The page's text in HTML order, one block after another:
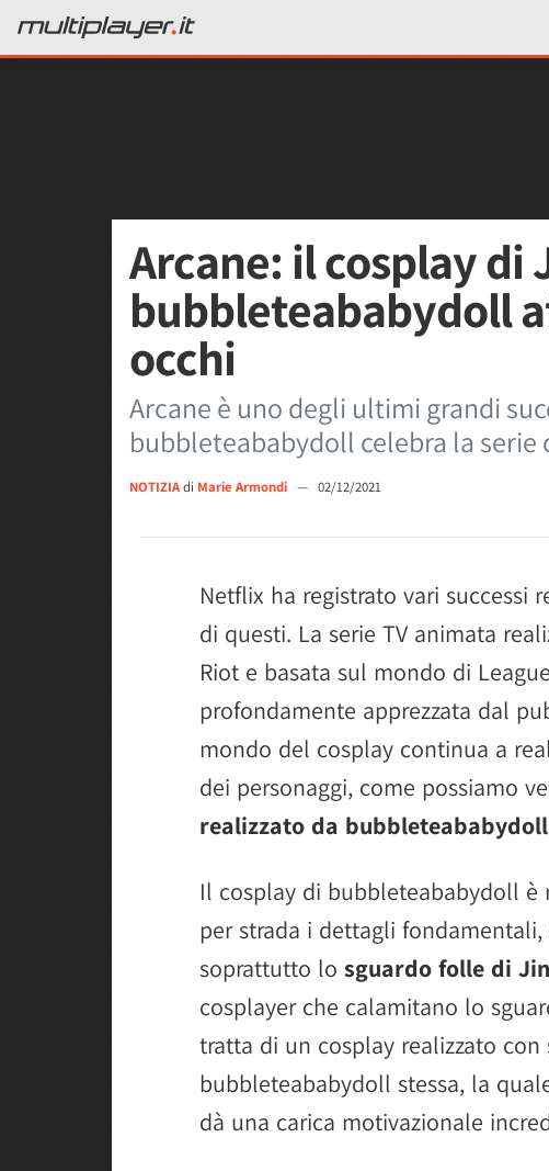
Arcane: il cosplay di
bubbleteababydoll
occhi
Arcane è uno degli ultimi grandi
bubbleteababydoll celebra la serie
NOTIZIAdi Marie Armondi — 02/12/2021
Netflix ha registrato vari successi
di questi. La serie TV animata
Riot e basata sul mondo di
profondamente apprezzata dal
mondo del cosplay continua a
dei personaggi, come possiamo
realizzato da bubbleteababydoll
Il cosplay di bubbleteababydoll
per strada i dettagli
soprattutto lo sguardo folle di
cosplayer che calamitano lo
tratta di un cosplay realizzato
bubbleteababydoll stessa, la
dà una carica motivazionale